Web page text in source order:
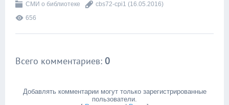
СМИ о библиотеке cbs72-cpi1 (16.05.2016)
656
Всего комментариев: 0
Добавлять комментарии могут только зарегистрированные
пользователи.